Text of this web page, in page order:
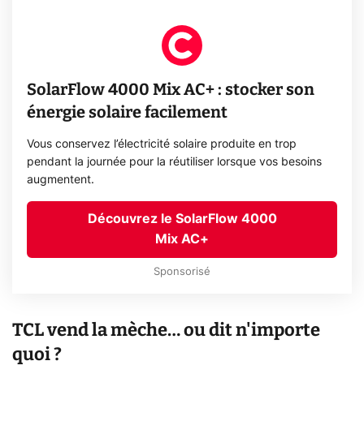
SolarFlow 4000 Mix AC+ : stocker son
énergie solaire facilement
Vous conservez l’électricité solaire produite en trop
pendant la journée pour la réutiliser lorsque vos besoins
augmentent.
Découvrez le SolarFlow 4000
Mix AC+
Sponsorisé
TCL vend la mèche… ou dit n'importe
quoi ?